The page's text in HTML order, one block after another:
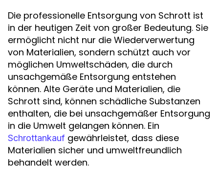
Die professionelle Entsorgung von Schrott ist
in der heutigen Zeit von großer Bedeutung. Sie
ermöglicht nicht nur die Wiederverwertung
von Materialien, sondern schützt auch vor
möglichen Umweltschäden, die durch
unsachgemäße Entsorgung entstehen
können. Alte Geräte und Materialien, die
Schrott sind, können schädliche Substanzen
enthalten, die bei unsachgemäßer Entsorgung
in die Umwelt gelangen können. Ein
Schrottankauf gewährleistet, dass diese
Materialien sicher und umweltfreundlich
behandelt werden.